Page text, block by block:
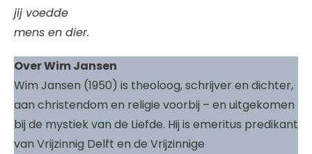
jij voedde
mens en dier.
Over Wim Jansen
Wim Jansen (1950) is theoloog, schrijver en dichter,
aan christendom en religie voorbij – en uitgekomen
bij de mystiek van de Liefde. Hij is emeritus predikant
van Vrijzinnig Delft en de Vrijzinnige